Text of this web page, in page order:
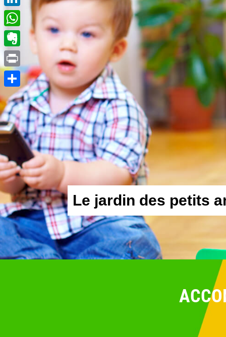
Le jardin des petits a
LinkedIn
WhatsApp
Evernote
Print
Partager